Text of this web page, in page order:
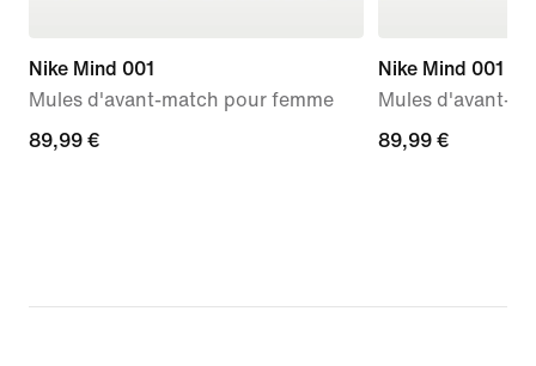
Nike Mind 001
Mules d'avant-match pour femme
89,99 €
89,99 €
Nike Mind 001
Mules d'avant-
89,99 €
89,99 €